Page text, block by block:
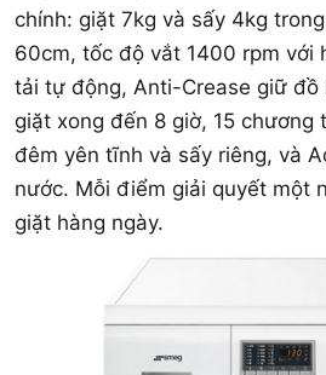
chính: giặt 7kg và sấy 4kg
60cm, tốc độ vắt 1400 rpm với
tải tự động, Anti-Crease giữ đồ
giặt xong đến 8 giờ, 15 chương
đêm yên tĩnh và sấy riêng, và
nước. Mỗi điểm giải quyết một
giặt hàng ngày.